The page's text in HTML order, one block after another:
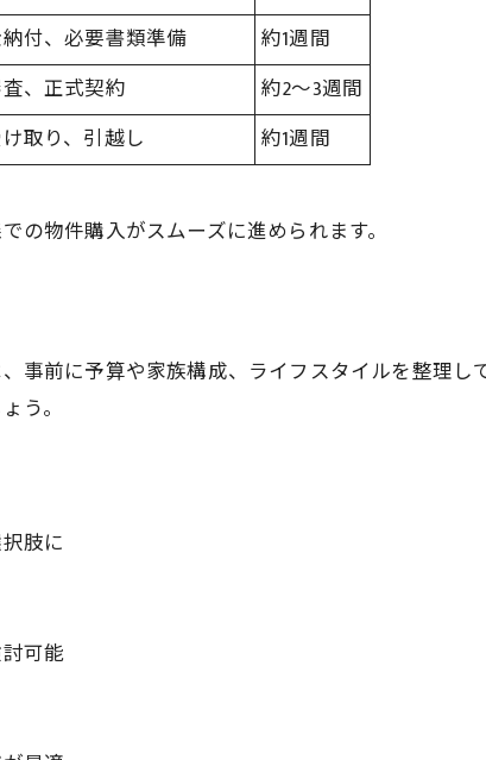
付、必要書類準備
約1週間
、正式契約
約2～3週間
取り、引越し 約1週間
の物件購入がスムーズに進められます。
事前に予算や家族構成、ライフスタイルを整理
う。
肢に
可能